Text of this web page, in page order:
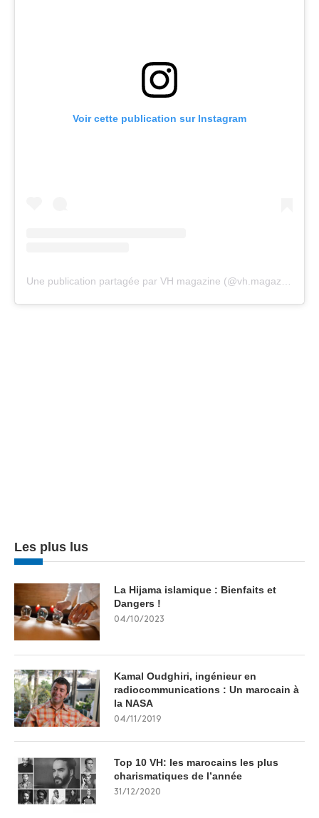
Voir cette publication sur Instagram
Une publication partagée par VH magazine (@vh.magazine)
Les plus lus
La Hijama islamique : Bienfaits et
Dangers !
04/10/2023
Kamal Oudghiri, ingénieur en
radiocommunications : Un marocain à
la NASA
04/11/2019
Top 10 VH: les marocains les plus
charismatiques de l’année
31/12/2020